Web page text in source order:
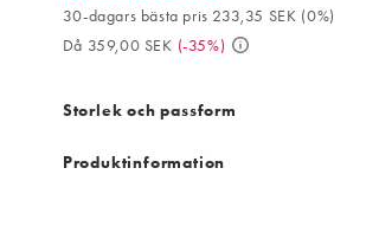
30-dagars bästa pris 233,35 SEK (0%)
Då 359,00 SEK (-35%)
Storlek och passform
Produktinformation